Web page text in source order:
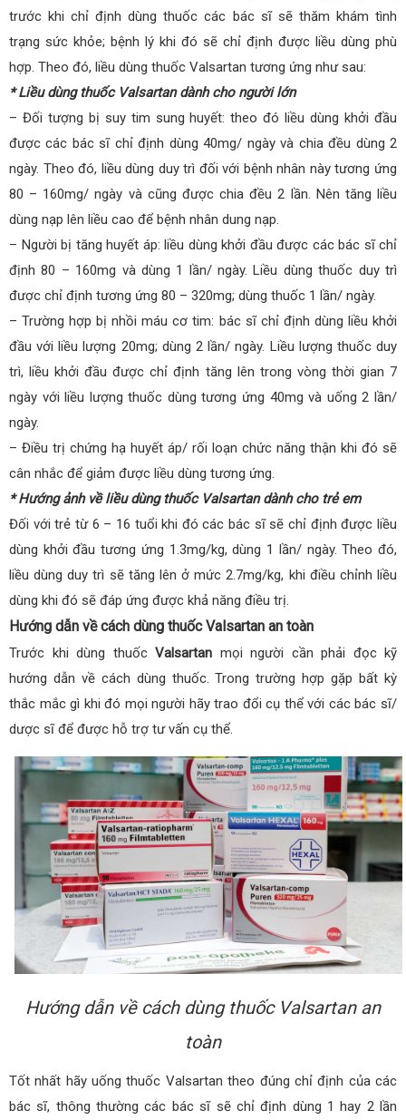
trước khi chỉ định dùng thuốc các bác sĩ sẽ thăm khám tình
trạng sức khỏe; bệnh lý khi đó sẽ chỉ định được liều dùng phù
hợp. Theo đó, liều dùng thuốc Valsartan tương ứng như sau:
* Liều dùng thuốc Valsartan dành cho người lớn
– Đối tượng bị suy tim sung huyết: theo đó liều dùng khởi đầu
được các bác sĩ chỉ định dùng 40mg/ ngày và chia đều dùng 2
ngày. Theo đó, liều dùng duy trì đối với bệnh nhân này tương ứng
80 – 160mg/ ngày và cũng được chia đều 2 lần. Nên tăng liều
dùng nạp lên liều cao để bệnh nhân dung nạp.
– Người bị tăng huyết áp: liều dùng khởi đầu được các bác sĩ chỉ
định 80 – 160mg và dùng 1 lần/ ngày. Liều dùng thuốc duy trì
được chỉ định tương ứng 80 – 320mg; dùng thuốc 1 lần/ ngày.
– Trường hợp bị nhồi máu cơ tim: bác sĩ chỉ định dùng liều khởi
đầu với liều lượng 20mg; dùng 2 lần/ ngày. Liều lượng thuốc duy
trì, liều khởi đầu được chỉ định tăng lên trong vòng thời gian 7
ngày với liều lượng thuốc dùng tương ứng 40mg và uống 2 lần/
ngày.
– Điều trị chứng hạ huyết áp/ rối loạn chức năng thận khi đó sẽ
cân nhắc để giảm được liều dùng tương ứng.
* Hướng ảnh về liều dùng thuốc Valsartan dành cho trẻ em
Đối với trẻ từ 6 – 16 tuổi khi đó các bác sĩ sẽ chỉ định được liều
dùng khởi đầu tương ứng 1.3mg/kg, dùng 1 lần/ ngày. Theo đó,
liều dùng duy trì sẽ tăng lên ở mức 2.7mg/kg, khi điều chỉnh liều
dùng khi đó sẽ đáp ứng được khả năng điều trị.
Hướng dẫn về cách dùng thuốc Valsartan an toàn
Trước khi dùng thuốc Valsartan mọi người cần phải đọc kỹ
hướng dẫn về cách dùng thuốc. Trong trường hợp gặp bất kỳ
thắc mắc gì khi đó mọi người hãy trao đổi cụ thể với các bác sĩ/
dược sĩ để được hỗ trợ tư vấn cụ thể.
Hướng dẫn về cách dùng thuốc Valsartan an
toàn
Tốt nhất hãy uống thuốc Valsartan theo đúng chỉ định của các
bác sĩ, thông thường các bác sĩ sẽ chỉ định dùng 1 hay 2 lần